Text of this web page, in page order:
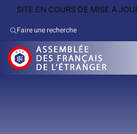
SITE EN COURS DE MISE A
Faire une recherche